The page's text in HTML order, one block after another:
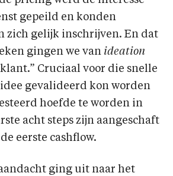
gepeild en konden
zich gelijk inschrijven. En dat
gingen we van ideation
Cruciaal voor die snelle
gevalideerd kon worden
hoefde te worden in
acht steps zijn aangeschaft
eerste cashflow.
ging uit naar het